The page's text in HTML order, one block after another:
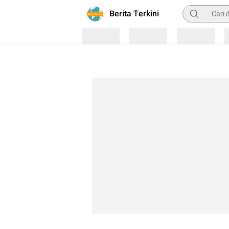
Berita Terkini Pencarian